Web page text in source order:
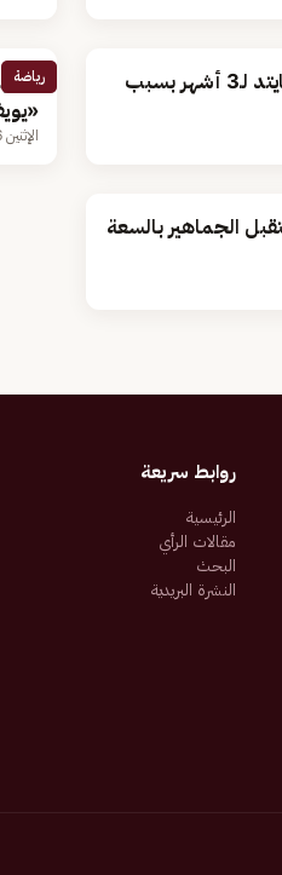
راشفورد يغيب عن مانشستر يونايتد لـ3 أشهر بسبب
رياضة
الإثنين 26 يوليو 2021
الجماهير بالسعة
روابط سريعة
الرئيسية
مقالات الرأي
البحث
النشرة البريدية